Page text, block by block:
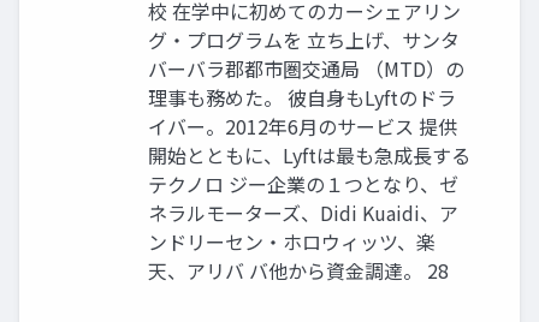
校 在学中に初めてのカーシェアリン
グ・プログラムを 立ち上げ、サンタ
バーバラ郡都市圏交通局 （MTD）の
理事も務めた。 彼自身もLyftのドラ
イバー。2012年6月のサービス 提供
開始とともに、Lyftは最も急成長する
テクノロ ジー企業の１つとなり、ゼ
ネラルモーターズ、Didi Kuaidi、ア
ンドリーセン・ホロウィッツ、楽
天、アリバ バ他から資金調達。 28